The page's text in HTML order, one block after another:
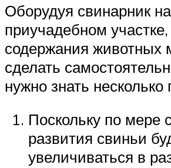
Оборудуя свинарник на
приучадебном
содержания животных
сделать
нужно знать несколько
Поскольку по мере
развития свиньи
увеличиваться в